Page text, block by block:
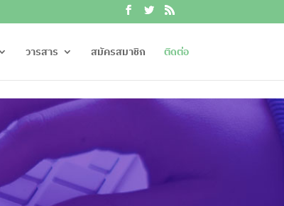
วารสาร สมัครสมาชิก ติดต่อ